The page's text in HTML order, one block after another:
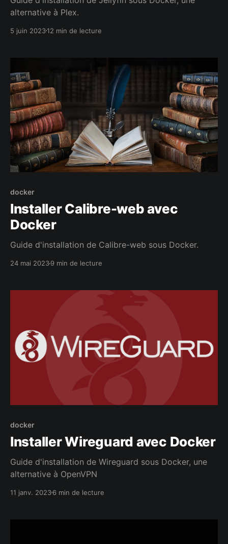
alternative à Plex.
5 juin 202312 min de lecture
docker
Installer Calibre-web avec
Docker
Guide d'installation de Calibre-web sous Docker.
24 mai 20239 min de lecture
docker
Installer Wireguard avec Docker
Guide d'installation de Wireguard sous Docker, une
alternative à OpenVPN
11 janv. 20236 min de lecture